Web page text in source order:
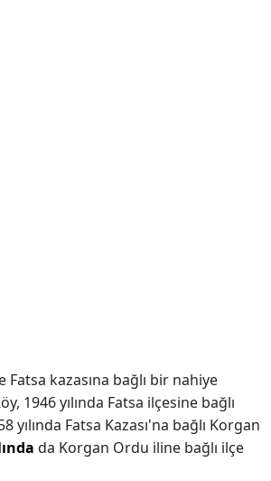
Fatsa kazasına bağlı bir nahiye
1946 yılında Fatsa ilçesine bağlı
yılında Fatsa Kazası'na bağlı Korgan
da Korgan Ordu iline bağlı ilçe